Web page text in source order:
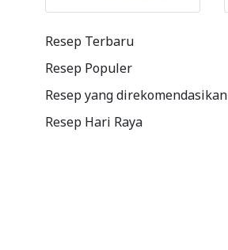
Resep Terbaru
Resep Populer
Resep yang direkomendasikan
Resep Hari Raya